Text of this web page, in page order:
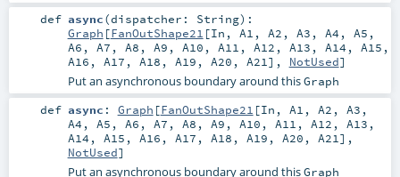
def async(dispatcher: String) :
Graph [FanOutShape21 [In , A1 , A2 , A3 , A4 , A5 ,
A6 , A7 , A8 , A9 , A10 , A11 , A12 , A13 , A14 , A15 ,
A16 , A17 , A18 , A19 , A20 , A21 ], NotUsed]
Put an asynchronous boundary around thisGraph
def async : Graph [FanOutShape21 [In , A1 , A2 , A3 ,
A4 , A5 , A6 , A7 , A8 , A9 , A10 , A11 , A12 , A13 ,
A14 , A15 , A16 , A17 , A18 , A19 , A20 , A21 ],
NotUsed]
Put an asynchronous boundary around thisGraph